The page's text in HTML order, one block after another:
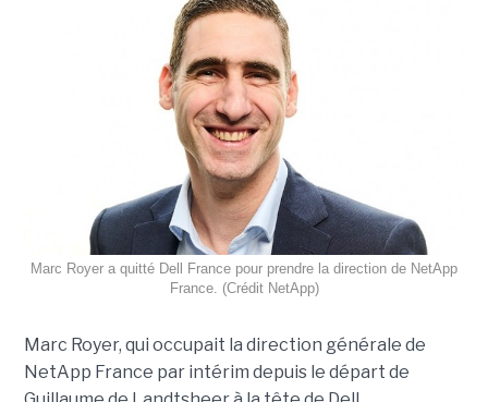
Marc Royer a quitté Dell France pour prendre la direction de NetApp
France. (Crédit NetApp)
Marc Royer, qui occupait la direction générale de
NetApp France par intérim depuis le départ de